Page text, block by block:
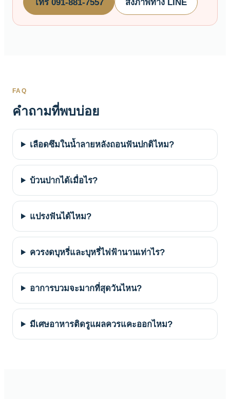
FAQ
คำถามที่พบบ่อย
เลือดซึมในน้ำลายหลังถอนฟันปกติไหม?
บ้วนปากได้เมื่อไร?
แปรงฟันได้ไหม?
ควรงดบุหรี่และบุหรี่ไฟฟ้านานเท่าไร?
อาการบวมจะมากที่สุดวันไหน?
มีเศษอาหารติดรูแผลควรแคะออกไหม?